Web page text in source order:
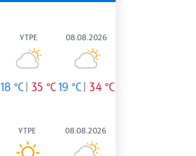
УТРЕ
18 °C 35 °C
08.08.2026
19 °C 34 °C
УТРЕ 08.08.2026